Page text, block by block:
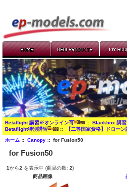
Betaflight 講習※オンライン可 :: Blackbox 講
Betaflight特別講習
:: 【二等国家資格】ドローン
ホーム:: Canopy:: for Fusion50
for Fusion50
1から2 を表示中 (商品の数: 2)
商品画像